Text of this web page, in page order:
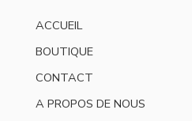
ACCUEIL
BOUTIQUE
CONTACT
A PROPOS DE NOUS